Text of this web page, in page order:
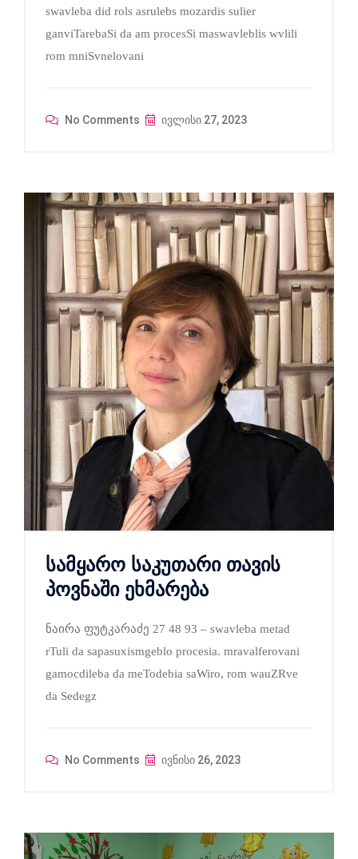
swavleba did rols asrulebs mozardis sulier
ganviTarebaSi da am procesSi maswavleblis wvlili
rom mniSvnelovani
No Comments ივლისი 27, 2023
სამყარო საკუთარი თავის
პოვნაში ეხმარება
ნაირა ფუტკარაძე 27 48 93 – swavleba metad
rTuli da sapasuxismgeblo procesia. mravalferovani
gamocdileba da meTodebia saWiro, rom wauZRve
da Sedegz
No Comments ივნისი 26, 2023